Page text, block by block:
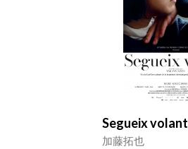
Segueix volant
加藤拓也